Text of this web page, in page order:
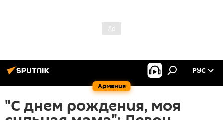
Армения
РУС
"С днем рождения, моя